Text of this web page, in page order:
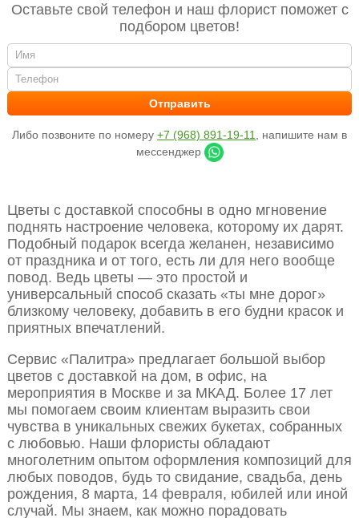
Оставьте свой телефон и наш флорист поможет с
подбором цветов!
Либо позвоните по номеру +7 (968) 891-19-11
, напишите нам в
мессенджер
Цветы с доставкой способны в одно мгновение
поднять настроение человека, которому их дарят.
Подобный подарок всегда желанен, независимо
от праздника и от того, есть ли для него вообще
повод. Ведь цветы — это простой и
универсальный способ сказать «ты мне дорог»
близкому человеку, добавить в его будни красок и
приятных впечатлений.
Сервис «Палитра» предлагает большой выбор
цветов с доставкой на дом, в офис, на
мероприятия в Москве и за МКАД. Более 17 лет
мы помогаем своим клиентам выразить свои
чувства в уникальных свежих букетах, собранных
с любовью. Наши флористы обладают
многолетним опытом оформления композиций для
любых поводов, будь то свидание, свадьба, день
рождения, 8 марта, 14 февраля, юбилей или иной
случай. Мы знаем, как можно порадовать